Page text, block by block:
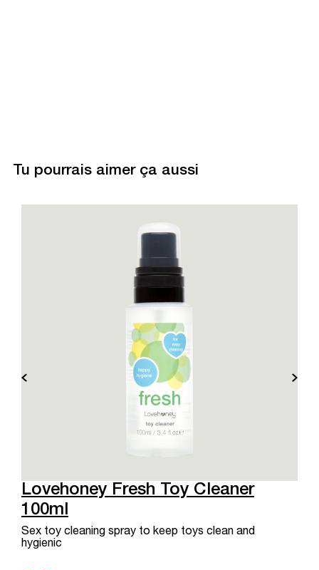
Tu pourrais aimer ça aussi
Lovehoney Fresh Toy Cleaner
100ml
Sex toy cleaning spray to keep toys clean and
hygienic